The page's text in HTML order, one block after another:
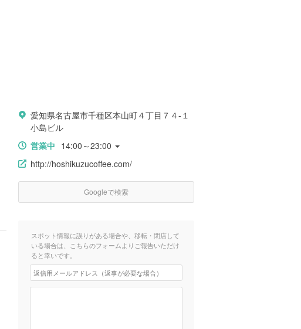
愛知県名古屋市千種区本山町４丁目７４-１
小島ビル
営業中 14:00～23:00
http://hoshikuzucoffee.com/
Googleで検索
スポット情報に誤りがある場合や、移転・閉店して
いる場合は、こちらのフォームよりご報告いただけ
ると幸いです。